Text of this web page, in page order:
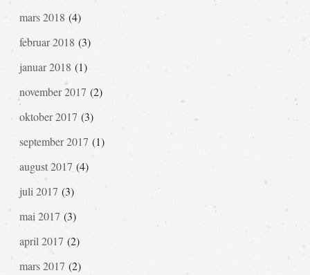
mars 2018 (4)
februar 2018 (3)
januar 2018 (1)
november 2017 (2)
oktober 2017 (3)
september 2017 (1)
august 2017 (4)
juli 2017 (3)
mai 2017 (3)
april 2017 (2)
mars 2017 (2)